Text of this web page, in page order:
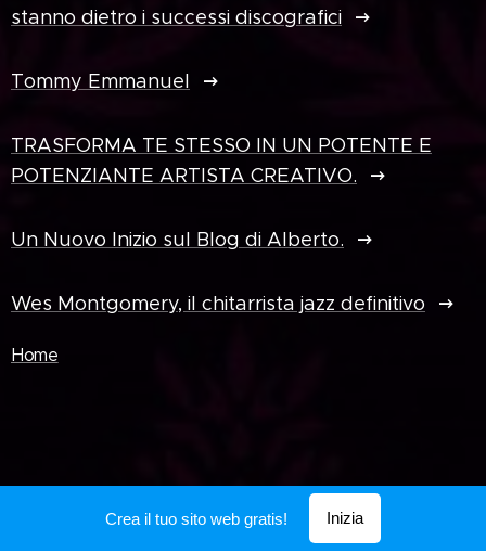
stanno dietro i successi discografici
Tommy Emmanuel
TRASFORMA TE STESSO IN UN POTENTE E
POTENZIANTE ARTISTA CREATIVO.
Un Nuovo Inizio sul Blog di Alberto.
Wes Montgomery, il chitarrista jazz definitivo
Home
Creato conWebnode
Crea il tuo sito web gratis! Inizia